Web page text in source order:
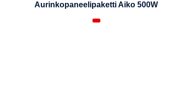
Aurinkopaneelipaketti Aiko 500W